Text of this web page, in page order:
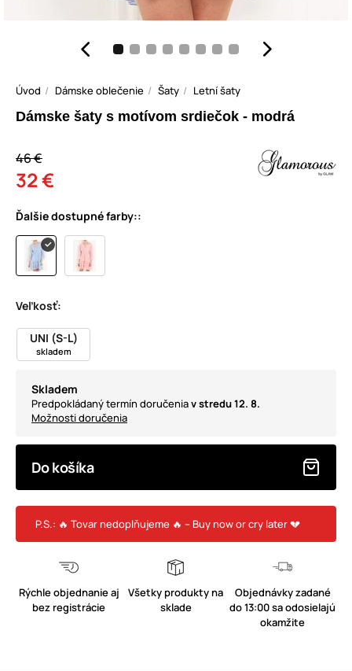
Úvod Dámske oblečenie Šaty Letní šaty
Dámske šaty s motívom srdiečok - modrá
46 €
32 €
Ďalšie dostupné farby::
Veľkosť:
UNI (S-L)
skladem
Skladem
Predpokládaný termín doručeniav stredu 12. 8.
Možnosti doručenia
Do košíka
P.S.: 🔥 Tovar nedoplňujeme 🔥 – Buy now or cry later 💔
Rýchle objednanie aj
bez registrácie
Všetky produkty na
sklade
Objednávky zadané
do 13:00 sa odosielajú
okamžite